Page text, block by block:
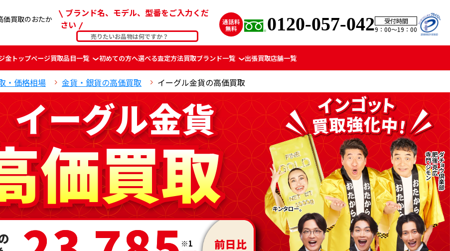
価買取のおたか
ブランド名、モデル、型番をご入力くだ
さい
0120-057-042
受付時間
9：00〜19：00
金 トップページ買取品目一覧 初めての方へ選べる査定方法買取ブランド一覧 出張買取店舗一覧
・価格相場 金貨・銀貨の高価買取 イーグル金貨の高価買取
イーグル金貨
イーグル金貨
価買取
価買取
※1 前日比